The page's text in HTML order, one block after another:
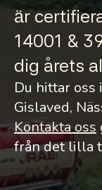
är
14001 &
dig årets
Du hittar oss
Gislaved,
Kontakta oss
från det lilla